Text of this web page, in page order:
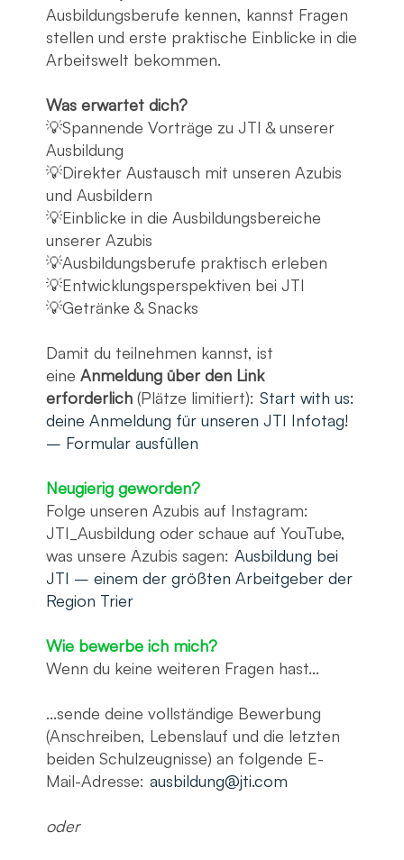
Ausbildungsberufe kennen, kannst Fragen
stellen und erste praktische Einblicke in die
Arbeitswelt bekommen.
Was erwartet dich?
💡Spannende Vorträge zu JTI & unserer
Ausbildung
💡Direkter Austausch mit unseren Azubis
und Ausbildern
💡Einblicke in die Ausbildungsbereiche
unserer Azubis
💡Ausbildungsberufe praktisch erleben
💡Entwicklungsperspektiven bei JTI
💡Getränke & Snacks
Damit du teilnehmen kannst, ist
eine Anmeldung über den Link
erforderlich (Plätze limitiert): Start with us:
deine Anmeldung für unseren JTI Infotag!
– Formular ausfüllen
Neugierig geworden?
Folge unseren Azubis auf Instagram:
JTI_Ausbildung oder schaue auf YouTube,
was unsere Azubis sagen: Ausbildung bei
JTI – einem der größten Arbeitgeber der
Region Trier
Wie bewerbe ich mich?
Wenn du keine weiteren Fragen hast...
...sende deine vollständige Bewerbung
(Anschreiben, Lebenslauf und die letzten
beiden Schulzeugnisse) an folgende E-
Mail-Adresse: ausbildung@jti.com
oder